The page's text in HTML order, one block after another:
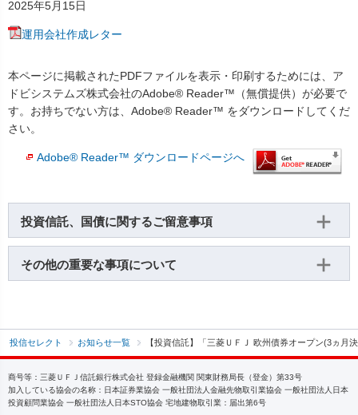
2025年5月15日
運用会社作成レター
本ページに掲載されたPDFファイルを表示・印刷するためには、ア
ドビシステムズ株式会社のAdobe® Reader™（無償提供）が必要で
す。お持ちでない方は、Adobe® Reader™ をダウンロードしてくだ
さい。
Adobe® Reader™ ダウンロードページへ
投資信託、国債に関するご留意事項
その他の重要な事項について
投信セレクト お知らせ一覧 【投資信託】「三菱ＵＦＪ 欧州債券オープン(3ヵ
商号等：三菱ＵＦＪ信託銀行株式会社 登録金融機関 関東財務局長（登金）第33号
加入している協会の名称：日本証券業協会 一般社団法人金融先物取引業協会 一般社団法人日本
投資顧問業協会 一般社団法人日本STO協会 宅地建物取引業：届出第6号